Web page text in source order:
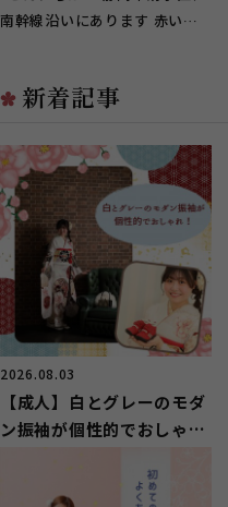
南幹線沿いにあります 赤い看
新着記事
2026.08.03
【成人】白とグレーのモダ
ン振袖が個性的でおしゃ